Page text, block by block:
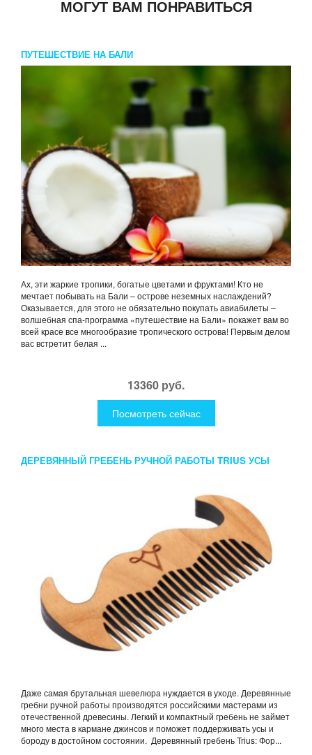
МОГУТ ВАМ ПОНРАВИТЬСЯ
ПУТЕШЕСТВИЕ НА БАЛИ
Ах, эти жаркие тропики, богатые цветами и фруктами! Кто не
мечтает побывать на Бали – острове неземных наслаждений?
Оказывается, для этого не обязательно покупать авиабилеты –
волшебная спа-программа «путешествие на Бали» покажет вам во
всей красе все многообразие тропического острова! Первым делом
вас встретит белая ...
13360 руб.
Посмотреть сейчас
ДЕРЕВЯННЫЙ ГРЕБЕНЬ РУЧНОЙ РАБОТЫ TRIUS УСЫ
Даже самая брутальная шевелюра нуждается в уходе. Деревянные
гребни ручной работы производятся российскими мастерами из
отечественной древесины. Легкий и компактный гребень не займет
много места в кармане джинсов и поможет поддерживать усы и
бороду в достойном состоянии. Деревянный гребень Trius: Фор...